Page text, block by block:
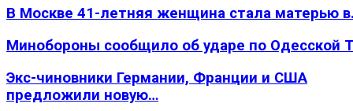
В Москве 41-летняя женщина стала матерью
Минобороны сообщило об ударе по Одесской
Экс-чиновники Германии, Франции и США
предложили новую…